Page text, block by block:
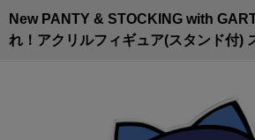
New PANTY & STOCKING with
れ！アクリルフィギュア(スタンド付)